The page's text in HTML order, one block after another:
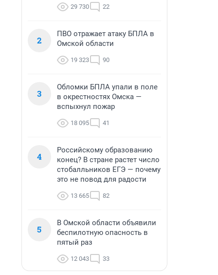
29 730 22
2
ПВО отражает атаку БПЛА в
Омской области
19 323 90
3
Обломки БПЛА упали в поле
в окрестностях Омска —
вспыхнул пожар
18 095 41
4
Российскому образованию
конец? В стране растет число
стобалльников ЕГЭ — почему
это не повод для радости
13 665 82
5
В Омской области объявили
беспилотную опасность в
пятый раз
12 043 33